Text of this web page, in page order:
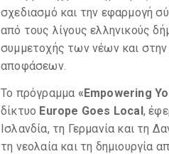
σχεδιασμό και την εφαρμογή
από τους λίγους ελληνικούς
συμμετοχής των νέων και
αποφάσεων.
Το πρόγραμμα «Empowering
δίκτυο Europe Goes Local,
Ισλανδία, τη Γερμανία και τη
τη νεολαία και τη δημιουργία